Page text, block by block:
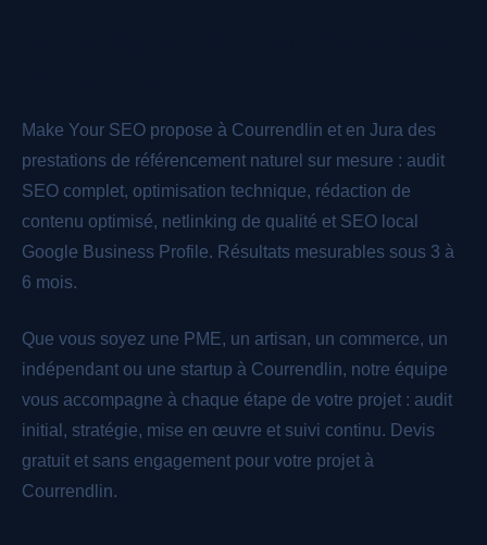
Make Your SEO propose à Courrendlin et en Jura des
prestations de référencement naturel sur mesure : audit
SEO complet, optimisation technique, rédaction de
contenu optimisé, netlinking de qualité et SEO local
Google Business Profile. Résultats mesurables sous 3 à
6 mois.
Que vous soyez une PME, un artisan, un commerce, un
indépendant ou une startup à Courrendlin, notre équipe
vous accompagne à chaque étape de votre projet : audit
initial, stratégie, mise en œuvre et suivi continu. Devis
gratuit et sans engagement pour votre projet à
Courrendlin.